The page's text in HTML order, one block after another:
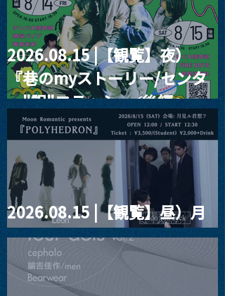
2026.08.15 |【観覧】夜）
『巷のmyストーリー/センタ
ー"訳"フラッシュ⚡️後編』
2026.08.15 |【観覧】昼）月
見ルpre.『POLYHEDRON』